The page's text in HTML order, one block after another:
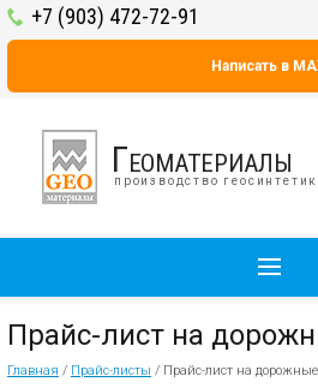
+7 (903) 472-72-91
Написать в
Геоматериалы
производство
Прайс-лист на
Главная / Прайс-листы / Прайс-лист на